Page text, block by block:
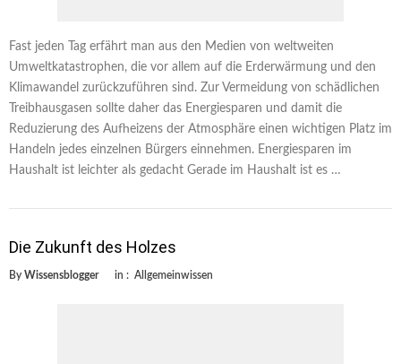
Fast jeden Tag erfährt man aus den Medien von weltweiten
Umweltkatastrophen, die vor allem auf die Erderwärmung und den
Klimawandel zurückzuführen sind. Zur Vermeidung von schädlichen
Treibhausgasen sollte daher das Energiesparen und damit die
Reduzierung des Aufheizens der Atmosphäre einen wichtigen Platz im
Handeln jedes einzelnen Bürgers einnehmen. Energiesparen im
Haushalt ist leichter als gedacht Gerade im Haushalt ist es …
Die Zukunft des Holzes
By Wissensblogger in : Allgemeinwissen